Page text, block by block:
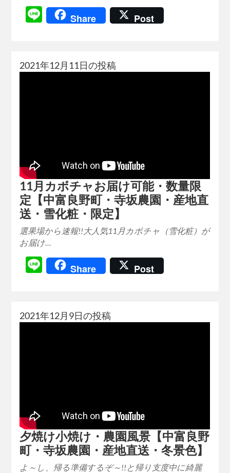
LineShare Post
2021年12月11日の投稿
11月カボチャお届け可能・数量限
定【中富良野町・寺坂農園・産地直
送・雪化粧・限定】
選果場から速報!!大人気11月カボチャ（雪化粧）が
お届け…
LineShare Post
2021年12月9日の投稿
夕焼け小焼け・農園風景【中富良野
町・寺坂農園・産地直送・冬景色】
よ～し、帰る準備するぞ～!!と帰り支度中に綺麗